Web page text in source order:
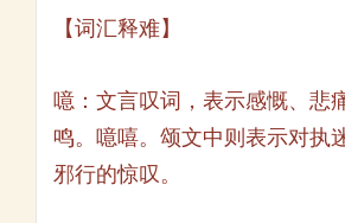
【词汇释难】
噫：文言叹词，表示感慨、悲
鸣。噫嘻。颂文中则表示对执
邪行的惊叹。